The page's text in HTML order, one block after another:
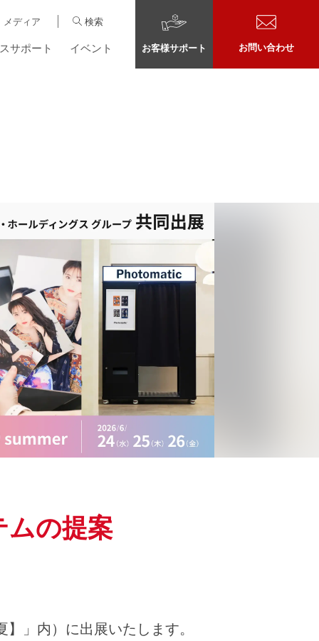
メディア 検索
サポート イベント お客様サポート お問い合わせ
ムの提案
」内）に出展いたします。